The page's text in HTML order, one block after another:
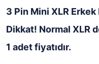
3 Pin Mini XLR
Dikkat! Normal XLR
1 adet fiyatıdır.